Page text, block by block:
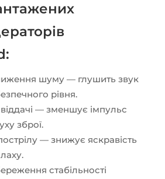
шуму — глушить звук
рівня.
— зменшує імпульс
зброї.
— знижує яскравість
стабільності